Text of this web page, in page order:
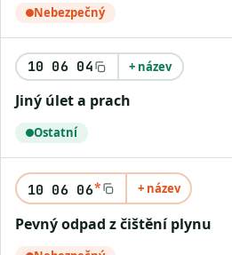
Nebezpečný
10 06 04 + název
Jiný úlet a prach
Ostatní
10 06 06* + název
Pevný odpad z čištění plynu